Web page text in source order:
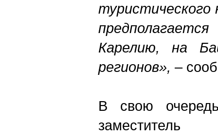
туристического
Карелию, на
регионов», –
В свою